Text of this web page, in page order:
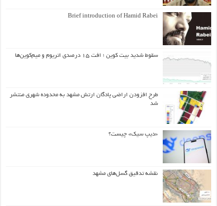
Brief introduction of Hamid Rabei
سقوط شدید بیت کوین ؛ افت ۱۵ درصدی اتریوم و میم‌کوین‌ها
طرح افزودن اراضی پادگان ارتش مشهد به محدوده شهری منتشر
شد
«دیپ سیک» چیست؟
نقشه تدقیق گسل‌های مشهد